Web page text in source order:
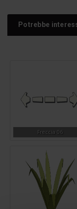
Potrebbe
Freccia 06